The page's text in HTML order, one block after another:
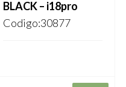
BLACK – i18pro
Codigo:30877